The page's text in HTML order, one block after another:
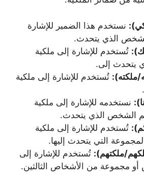
نستخدم هذا الضمير للإشارة
الذي يتحدث.
): تُستخدم للإشارة إلى ملكية
يتحدث إلى.
ملكته): تُستخدم للإشارة إلى ملكية
نستخدمه للإشارة إلى ملكية
الشخص الذي يتحدث.
): تُستخدم للإشارة إلى ملكية
التي يتحدث إليها.
تُستخدم للإشارة إلى
مجموعة من الأشخاص الثالثين.